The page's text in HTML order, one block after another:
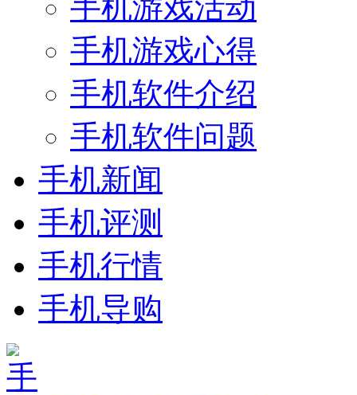
手机游戏活动
手机游戏心得
手机软件介绍
手机软件问题
手机新闻
手机评测
手机行情
手机导购